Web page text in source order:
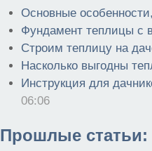
Основные
Фундамент теплицы с
Строим теплицу на
Насколько выгодны
Инструкция для
06:06
Прошлые статьи: